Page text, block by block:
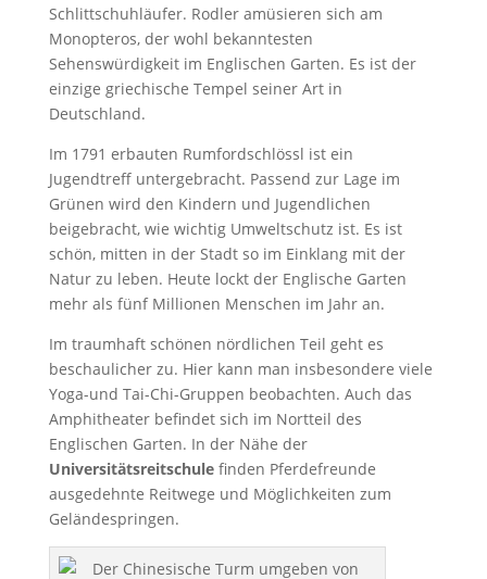
Schlittschuhläufer. Rodler amüsieren sich am
Monopteros, der wohl bekanntesten
Sehenswürdigkeit im Englischen Garten. Es ist der
einzige griechische Tempel seiner Art in
Deutschland.
Im 1791 erbauten Rumfordschlössl ist ein
Jugendtreff untergebracht. Passend zur Lage im
Grünen wird den Kindern und Jugendlichen
beigebracht, wie wichtig Umweltschutz ist. Es ist
schön, mitten in der Stadt so im Einklang mit der
Natur zu leben. Heute lockt der Englische Garten
mehr als fünf Millionen Menschen im Jahr an.
Im traumhaft schönen nördlichen Teil geht es
beschaulicher zu. Hier kann man insbesondere viele
Yoga-und Tai-Chi-Gruppen beobachten. Auch das
Amphitheater befindet sich im Nortteil des
Englischen Garten. In der Nähe der
Universitätsreitschulefinden Pferdefreunde
ausgedehnte Reitwege und Möglichkeiten zum
Geländespringen.